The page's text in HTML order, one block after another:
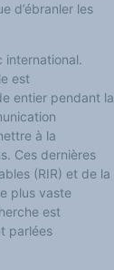
d’ébranler les
international.
est
entier pendant la
à la
Ces dernières
(RIR) et de la
plus vaste
est
parlées